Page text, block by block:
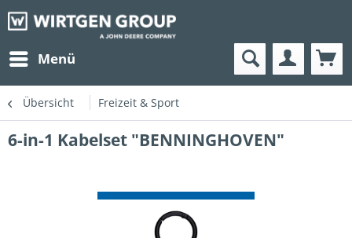
Menü
Übersicht Freizeit & Sport
6-in-1 Kabelset "BENNINGHOVEN"